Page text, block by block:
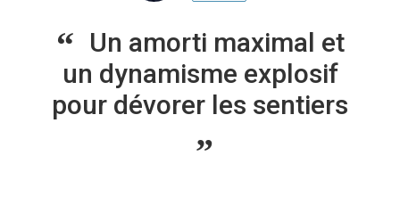
Un amorti maximal et
un dynamisme explosif
pour dévorer les sentiers